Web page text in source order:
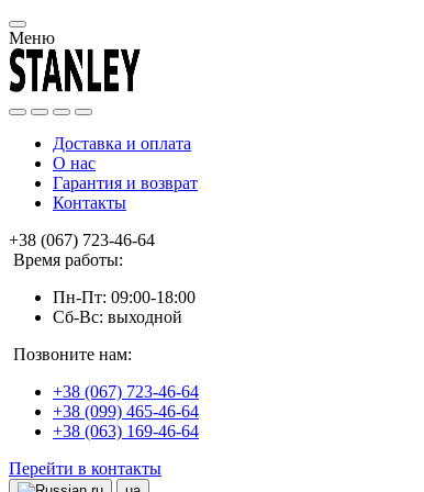
Меню
Доставка и оплата
О нас
Гарантия и возврат
Контакты
+38 (067) 723-46-64
Время работы:
Пн-Пт: 09:00-18:00
Сб-Вс: выходной
Позвоните нам:
+38 (067) 723-46-64
+38 (099) 465-46-64
+38 (063) 169-46-64
Перейти в контакты